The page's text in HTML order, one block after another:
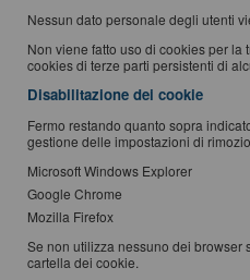
Nessun dato personale degli utenti
Non viene fatto uso di cookies per
cookies di terze parti persistenti di
Disabilitazione dei cookie
Fermo restando quanto sopra
gestione delle impostazioni di
Microsoft Windows Explorer
Google Chrome
Mozilla Firefox
Se non utilizza nessuno dei browser
cartella dei cookie.